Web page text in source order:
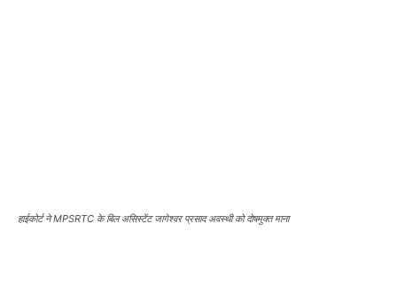
हाईकोर्ट ने MPSRTC के बिल असिस्टेंट जागेश्वर प्रसाद अवस्थी को दोषमुक्त माना